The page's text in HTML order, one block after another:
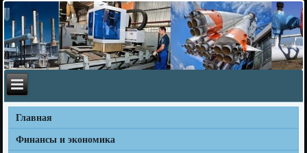
Главная
Финансы и экономика